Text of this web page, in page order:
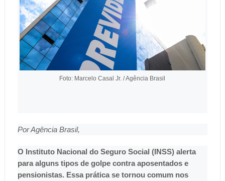
Foto: Marcelo Casal Jr. / Agência Brasil
Por Agência Brasil,
O Instituto Nacional do Seguro Social (INSS) alerta
para alguns tipos de golpe contra aposentados e
pensionistas. Essa prática se tornou comum nos